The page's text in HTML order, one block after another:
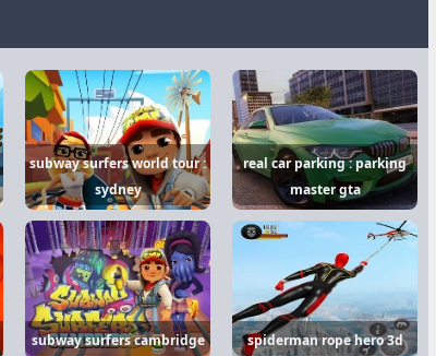
subway surfers world tour :
sydney
real car parking : parking
master gta
subway surfers cambridge spiderman rope hero 3d